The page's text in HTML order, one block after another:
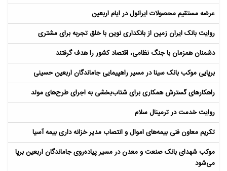
عرضه مستقیم محصولات ایرانول در ایام اربعین
روایت بانک ایران زمین از بانکداری نوین با خلق تجربه برای مشتری
دشمنان همزمان با جنگ نظامی، اقتصاد کشور را هدف گرفتند
برپایی موکب بانک سینا در مسیر راهپیمایی جاماندگان اربعین حسینی
راهکارهای گسترش همکاری برای شتاب‌بخشی به اجرای طرح‌های مولد​
روایت خدمت در ترمینال سلام
تکریم معاون فنی بیمه‌های اموال و انتصاب مدیر خزانه داری بیمه آسیا
موکب شهدای بانک صنعت و معدن در مسیر پیاده‌روی جاماندگان اربعین برپا
می‌شود